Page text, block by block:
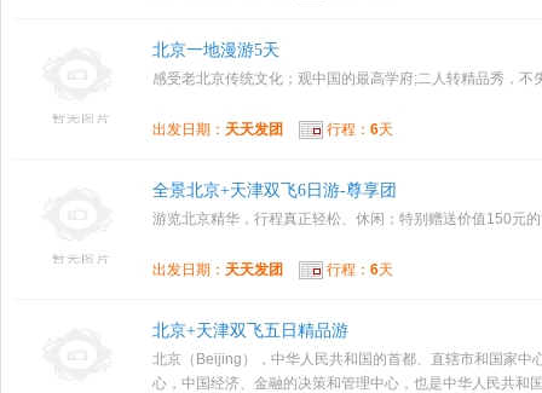
北京一地漫游5天
感受老北京传统文化；观中国的最高学府;二人转精品秀，
出发日期： 天天发团 行程： 6天
全景北京+天津双飞6日游-尊享团
游览北京精华，行程真正轻松、休闲；特别赠送价值150元
出发日期： 天天发团 行程： 6天
北京+天津双飞五日精品游
北京（Beijing），中华人民共和国的首都、直辖市和国家中
心，中国经济、金融的决策和管理中心，也是中华人民共和